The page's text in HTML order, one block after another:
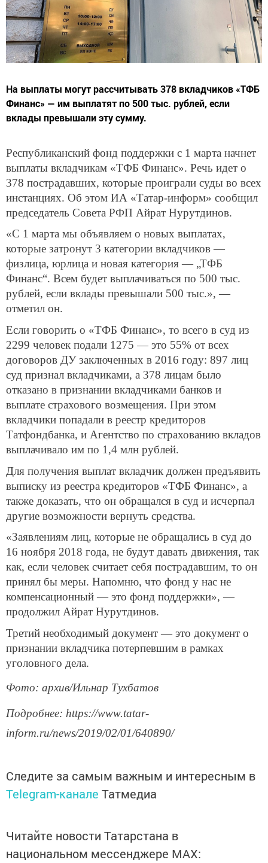
На выплаты могут рассчитывать 378 вкладчиков «ТФБ
Финанс» — им выплатят по 500 тыс. рублей, если
вклады превышали эту сумму.
Республиканский фонд поддержки с 1 марта начнет
выплаты вкладчикам «ТФБ Финанс». Речь идет о
378 пострадавших, которые проиграли суды во всех
инстанциях. Об этом ИА «Татар-информ» сообщил
председатель Совета РФП Айрат Нурутдинов.
«С 1 марта мы объявляем о новых выплатах,
которые затронут 3 категории вкладчиков —
физлица, юрлица и новая категория — „ТФБ
Финанс“. Всем будет выплачиваться по 500 тыс.
рублей, если вклады превышали 500 тыс.», —
отметил он.
Если говорить о «ТФБ Финанс», то всего в суд из
2299 человек подали 1275 — это 55% от всех
договоров ДУ заключенных в 2016 году: 897 лиц
суд признал вкладчиками, а 378 лицам было
отказано в признании вкладчиками банков и
выплате страхового возмещения. При этом
вкладчики попадали в реестр кредиторов
Татфондбанка, и Агентство по страхованию вкладов
выплачивало им по 1,4 млн рублей.
Для получения выплат вкладчик должен предъявить
выписку из реестра кредиторов «ТФБ Финанс», а
также доказать, что он обращался в суд и исчерпал
другие возможности вернуть средства.
«Заявлениям лиц, которые не обращались в суд до
16 ноября 2018 года, не будут давать движения, так
как, если человек считает себя пострадавшим, то он
принял бы меры. Напомню, что фонд у нас не
компенсационный — это фонд поддержки», —
продолжил Айрат Нурутдинов.
Третий необходимый документ — это документ о
признании вкладчика потерпевшим в рамках
уголовного дела.
Фото: архив/Ильнар Тухбатов
Подробнее: https://www.tatar-
inform.ru/news/2019/02/01/640890/
Следите за самым важным и интересным в
Telegram-канале Татмедиа
Читайте новости Татарстана в
национальном мессенджере MАХ: